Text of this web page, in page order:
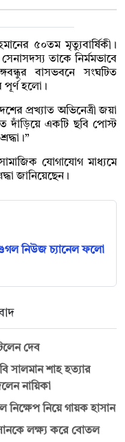
৫০তম মৃত্যুবার্ষিকী।
তাকে নির্মমভাবে
বাসভবনে সংঘটিত
পূর্ণ হলো।
প্রখ্যাত অভিনেত্রী জয়া
দাঁড়িয়ে একটি ছবি পোস্ট
যোগাযোগ মাধ্যমে
জানিয়েছেন।
নিউজ চ্যানেল ফলো
দেব
সালমান শাহ হত্যার
নায়িকা
নিয়ে গায়ক হাসান
লক্ষ্য করে বোতল